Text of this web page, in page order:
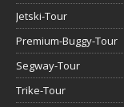
Jetski-Tour
Premium-Buggy-Tour
Segway-Tour
Trike-Tour